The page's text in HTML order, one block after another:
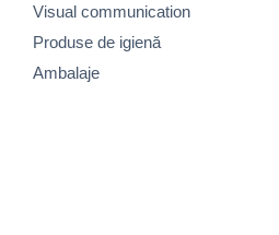
Visual communication
Produse de igienă
Ambalaje